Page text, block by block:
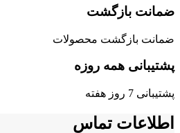
ضمانت بازگشت
ضمانت بازگشت محصولات
پشتیبانی همه روزه
پشتیبانی 7 روز هفته
اطلاعات تماس